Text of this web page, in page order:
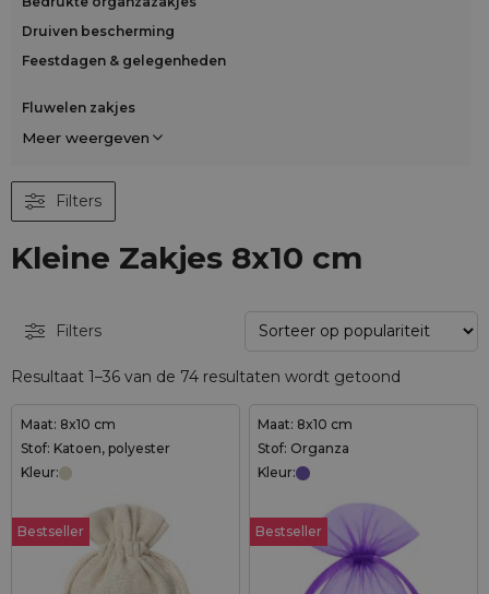
Druiven bescherming
Feestdagen & gelegenheden
Fluwelen zakjes
Meer weergeven
Filters
Kleine Zakjes 8x10 cm
Filters
Resultaat 1–36 van de 74 resultaten wordt getoond
Maat: 8x10 cm
Stof: Katoen, polyester
Kleur:
Bestseller
Maat: 8x10 cm
Stof: Organza
Kleur:
Bestseller